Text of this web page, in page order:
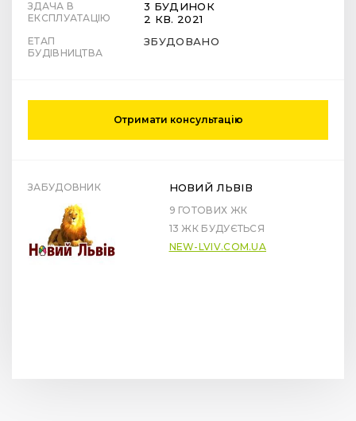
ЗДАЧА В
ЕКСПЛУАТАЦІЮ
3 БУДИНОК
2 КВ. 2021
ЕТАП
БУДІВНИЦТВА
ЗБУДОВАНО
Отримати консультацію
ЗАБУДОВНИК НОВИЙ ЛЬВІВ
9 ГОТОВИХ ЖК
13 ЖК БУДУЄТЬСЯ
NEW-LVIV.COM.UA